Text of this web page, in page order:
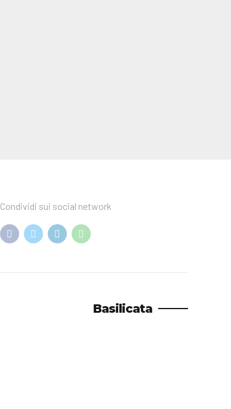
Condividi sui social network
Basilicata